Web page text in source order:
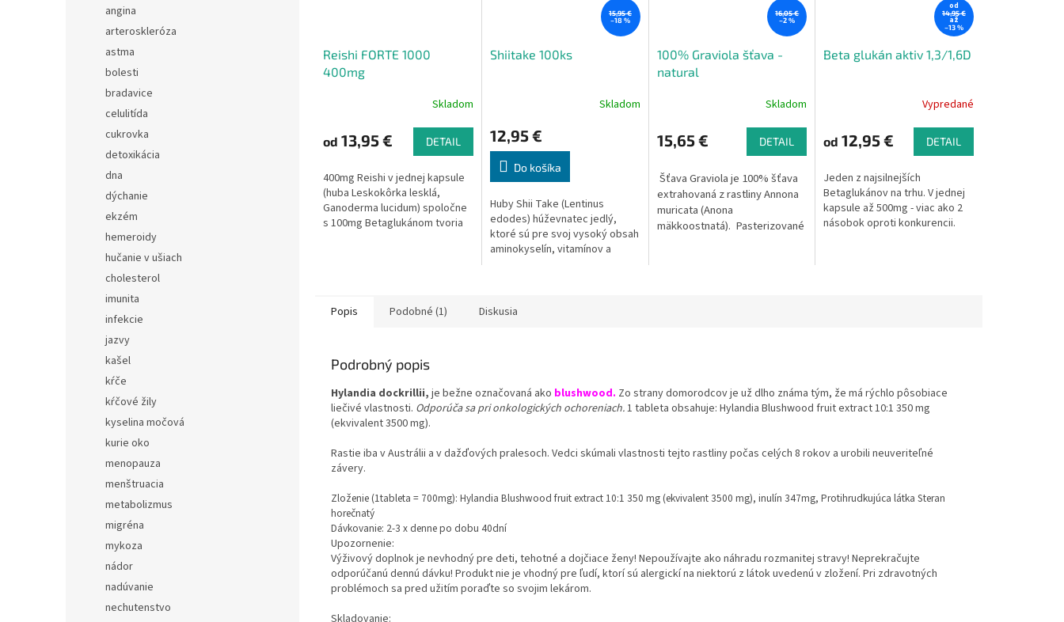
angina
arteroskleróza
astma
bolesti
bradavice
celulitída
cukrovka
detoxikácia
dna
dýchanie
ekzém
hemeroidy
hučanie v ušiach
cholesterol
imunita
infekcie
jazvy
kašel
kŕče
kŕčové žily
kyselina močová
kurie oko
menopauza
menštruacia
metabolizmus
migréna
mykoza
nádor
nadúvanie
nechutenstvo
Reishi FORTE 1000
400mg
Skladom
od 13,95 € DETAIL
400mg Reishi v jednej kapsule
(huba Leskokôrka lesklá,
Ganoderma lucidum) spoločne
s 100mg Betaglukánom tvoria
15,95 €
–18 %
Shiitake 100ks
Skladom
12,95 €
Do košíka
Huby Shii Take (Lentinus
edodes) húževnatec jedlý,
ktoré sú pre svoj vysoký obsah
aminokyselín, vitamínov a
obľube, a to najmä v Číne a
16,05 €
–2 %
100% Graviola šťava -
natural
Skladom
15,65 € DETAIL
Šťava Graviola je 100% šťava
extrahovaná z rastliny Annona
muricata (Anona
mäkkoostnatá). Pasterizované
od
14,95 €
až
–13 %
Beta glukán aktiv 1,3/1,6D
Vypredané
od 12,95 € DETAIL
Jeden z najsilnejších
Betaglukánov na trhu. V jednej
kapsule až 500mg - viac ako 2
násobok oproti konkurencii.
Popis Podobné (1) Diskusia
Podrobný popis
Hylandia dockrillii, je bežne označovaná ako blushwood. Zo strany domorodcov je už dlho známa tým, že má rýchlo pôsobiace
liečivé vlastnosti. Odporúča sapri onkologických ochoreniach.1 tableta obsahuje: Hylandia Blushwood fruit extract 10:1 350 mg
(ekvivalent 3500 mg).
Rastie iba v Austrálii a v dažďových pralesoch. Vedci skúmali vlastnosti tejto rastliny počas celých 8 rokov a urobili neuveriteľné
závery.
Zloženie (1tableta = 700mg): Hylandia Blushwood fruit extract 10:1 350 mg (ekvivalent 3500 mg), inulín 347mg, Protihrudkujúca látka Steran
horečnatý
Dávkovanie: 2-3 x denne po dobu 40dní
Upozornenie:
Výživový doplnok je nevhodný pre deti, tehotné a dojčiace ženy! Nepoužívajte ako náhradu rozmanitej stravy! Neprekračujte
odporúčanú dennú dávku! Produkt nie je vhodný pre ľudí, ktorí sú alergickí na niektorú z látok uvedenú v zložení. Pri zdravotných
problémoch sa pred užitím poraďte so svojim lekárom.